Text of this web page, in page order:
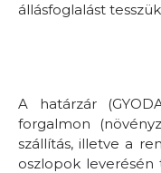
állásfoglalást
A határzár
forgalmon
szállítás, illetve a
oszlopok leverésén